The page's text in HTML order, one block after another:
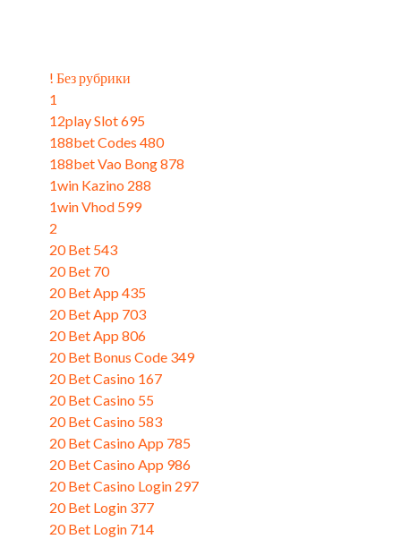
! Без рубрики
1
12play Slot 695
188bet Codes 480(3)
188bet Vao Bong 878
1win Kazino 288
1win Vhod 599(1)
2
20 Bet 543
20 Bet 70(3)
20 Bet App 435
20 Bet App 703
20 Bet App 806
20 Bet Bonus Code 349(1)
20 Bet Casino 167
20 Bet Casino 55
20 Bet Casino 583
20 Bet Casino App 785
20 Bet Casino App 986
20 Bet Casino Login 297
20 Bet Login 377
20 Bet Login 714